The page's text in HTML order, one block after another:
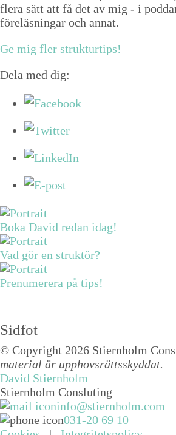
flera sätt att få det av mig - i
föreläsningar och annat.
Ge mig fler strukturtips!
Dela med dig:
Boka David redan idag!
Vad gör en struktör?
Prenumerera på tips!
Sidfot
© Copyright 2026 Stiernholm
material är upphovsrättsskyddat.
David Stiernholm
Stiernholm Consluting
info@stiernholm.com
031-20 69 10